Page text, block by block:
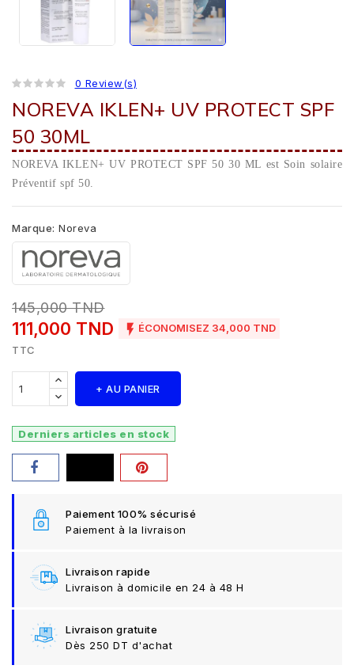
0 Review(s)
NOREVA IKLEN+ UV PROTECT SPF
50 30ML
NOREVA IKLEN+ UV PROTECT SPF 50 30 ML est Soin solaire
Préventif spf 50.
Marque: Noreva
145,000 TND
111,000 TND  ÉCONOMISEZ 34,000 TND
TTC
+ AU PANIER
Derniers articles en stock
Paiement 100% sécurisé
Paiement à la livraison
Livraison rapide
Livraison à domicile en 24 à 48 H
Livraison gratuite
Dès 250 DT d'achat